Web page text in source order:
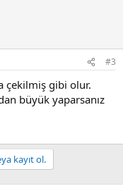
#3
çekilmiş gibi olur.
büyük yaparsanız
kayıt ol.